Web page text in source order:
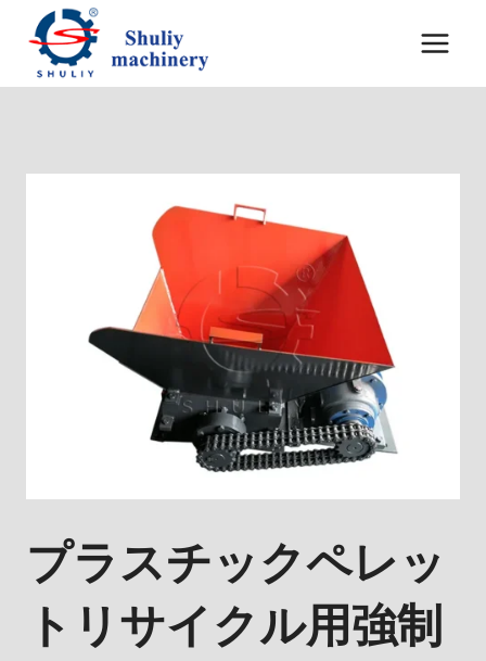
プラスチックペレッ
トリサイクル用強制